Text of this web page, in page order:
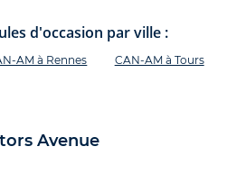
d'occasion par ville :
AM à Rennes CAN-AM à Tours
Avenue